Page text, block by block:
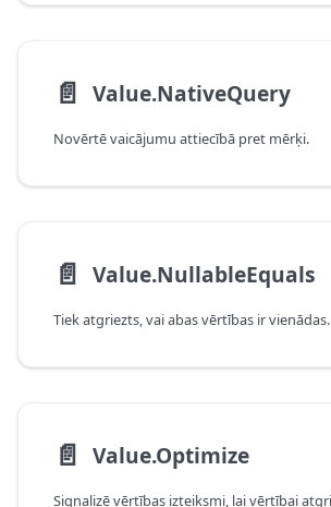
📄️ Value.NativeQuery
Novērtē vaicājumu attiecībā pret mērķi.
📄️ Value.NullableEquals
Tiek atgriezts, vai abas vērtības ir vienādas.
📄️ Value.Optimize